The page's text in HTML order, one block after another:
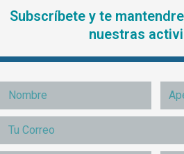
Subscríbete y te
nuestras